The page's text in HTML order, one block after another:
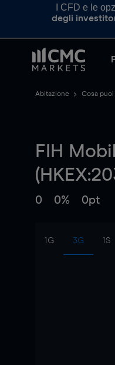
I CFD e le
degli
Abitazione Cosa
FIH
0 0% 0pt
1G 3G 1S